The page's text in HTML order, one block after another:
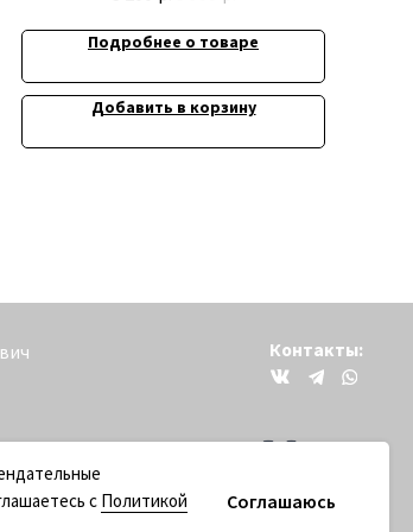
с Политикой
Соглашаюсь
Подробнее о товаре
Добавить в корзину